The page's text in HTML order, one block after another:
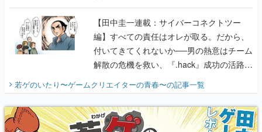
に行って、より理解を深めよう【PR】
【田中圭一連載：サイバーコネクトツー
編】すべての責任はオレが取る。だから、
付いてきてくれないか──男の熱意はチーム
解散の危機を救い、『.hack』成功の活路を
『少年ジャンプ』色だった【若ゲのいた
り】
若ゲのいたり〜ゲームクリエイターの青春〜の記事一覧